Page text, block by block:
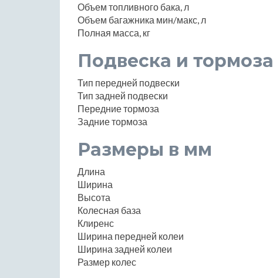
Объем топливного бака, л
Объем багажника мин/макс, л
Полная масса, кг
Подвеска и тормоза
Тип передней подвески
Тип задней подвески
Передние тормоза
Задние тормоза
Размеры в мм
Длина
Ширина
Высота
Колесная база
Клиренс
Ширина передней колеи
Ширина задней колеи
Размер колес